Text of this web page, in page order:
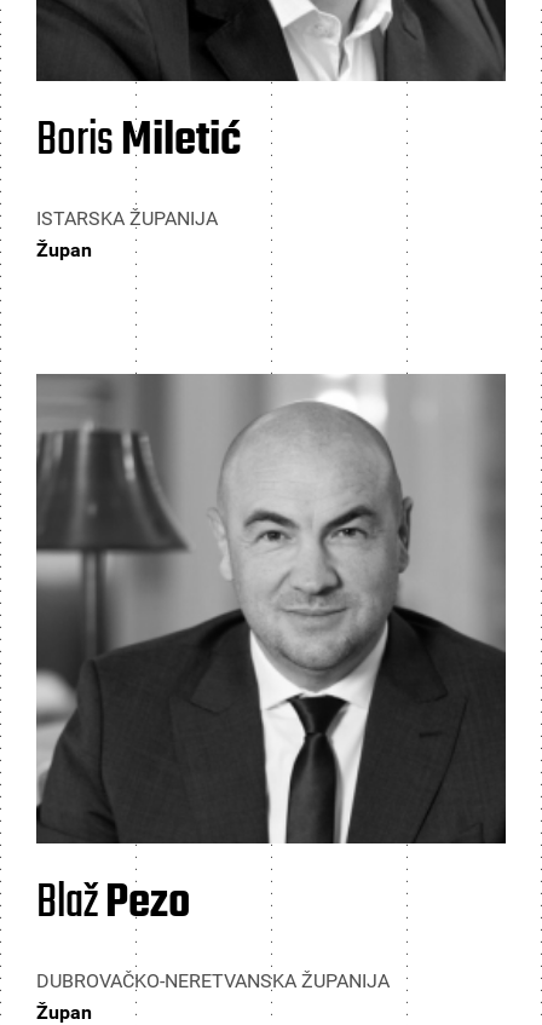
BorisMiletić
ISTARSKA ŽUPANIJA
Župan
BlažPezo
DUBROVAČKO-NERETVANSKA ŽUPANIJA
Župan